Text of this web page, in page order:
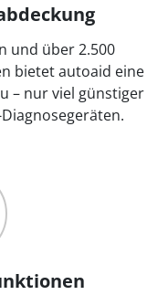
und über 2.500
bietet autoaid eine
– nur viel günstiger